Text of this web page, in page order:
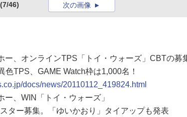
(7/46) 次の画像
ー、オンラインTPS「トイ・ウォーズ」CBTの募
色TPS、GAME Watch枠は1,000名！
docs/news/20110112_419824.html
ー、WIN「トイ・ウォーズ」
ター募集。「ゆいかおり」タイアップも発表